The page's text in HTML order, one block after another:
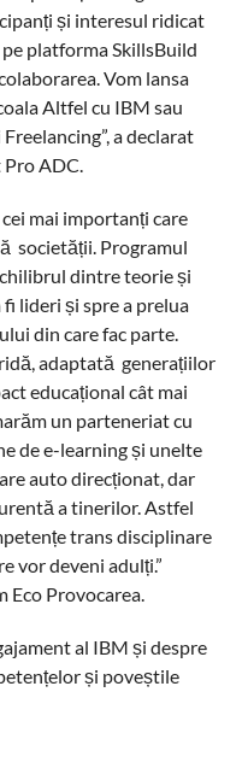
și interesul ridicat
platforma SkillsBuild
Vom lansa
Altfel cu IBM sau
a declarat
Pro ADC.
mai importanți care
societății. Programul
dintre teorie și
lideri și spre a prelua
din care fac parte.
adaptată generațiilor
educațional cât mai
un parteneriat cu
de e-learning și unelte
auto direcționat, dar
a tinerilor. Astfel
trans disciplinare
vor deveni adulți.”
Eco Provocarea.
al IBM și despre
și poveștile